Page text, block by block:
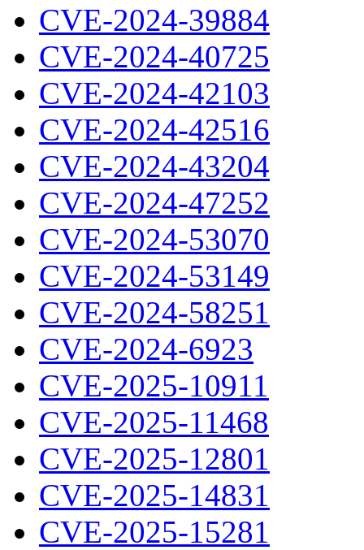
CVE-2024-39884
CVE-2024-40725
CVE-2024-42103
CVE-2024-42516
CVE-2024-43204
CVE-2024-47252
CVE-2024-53070
CVE-2024-53149
CVE-2024-58251
CVE-2024-6923
CVE-2025-10911
CVE-2025-11468
CVE-2025-12801
CVE-2025-14831
CVE-2025-15281